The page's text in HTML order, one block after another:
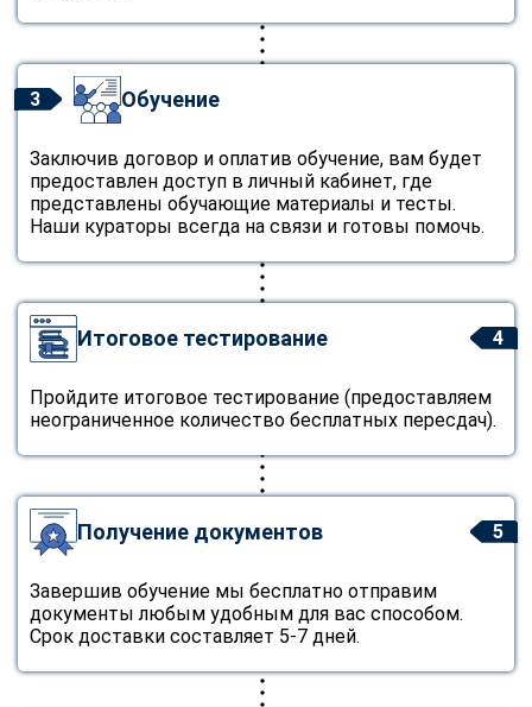
3 Обучение
Заключив договор и оплатив обучение, вам будет
предоставлен доступ в личный кабинет, где
представлены обучающие материалы и тесты.
Наши кураторы всегда на связи и готовы помочь.
4
Итоговое тестирование
Пройдите итоговое тестирование (предоставляем
неограниченное количество бесплатных пересдач).
5
Получение документов
Завершив обучение мы бесплатно отправим
документы любым удобным для вас способом.
Срок доставки составляет 5-7 дней.